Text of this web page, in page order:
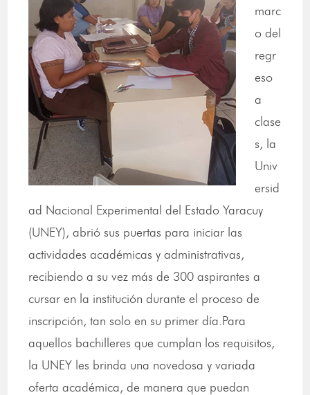
marc
o del
regr
eso
a
clase
s, la
Univ
ersid
ad Nacional Experimental del Estado Yaracuy
(UNEY), abrió sus puertas para iniciar las
actividades académicas y administrativas,
recibiendo a su vez más de 300 aspirantes a
cursar en la institución durante el proceso de
inscripción, tan solo en su primer día.Para
aquellos bachilleres que cumplan los requisitos,
la UNEY les brinda una novedosa y variada
oferta académica, de manera que puedan